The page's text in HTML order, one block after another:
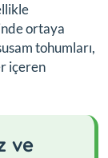
ortaya
tohumları,
içeren
ve